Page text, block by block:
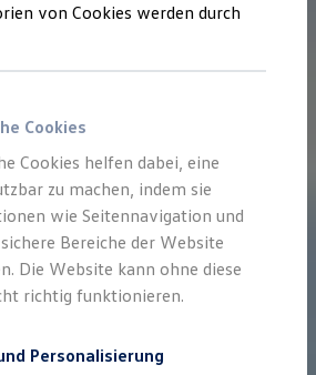
Angebote
Leasing
Leasing
ohne Anzahlung
mit Schlussrate
und Garantien
Class bei Volkswagen
von Cookies werden durch
Cookies
Cookies helfen dabei, eine
zu machen, indem sie
wie Seitennavigation und
Bereiche der Website
Die Website kann ohne diese
richtig funktionieren.
Personalisierung